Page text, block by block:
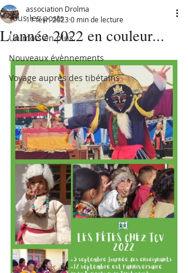
Tous les posts
Un mots en plus...
Nouveaux évènnements
Voyage auprès des tibétains
L'année 2022 en couleur...
association Drolma
11 févr. 20230 min de lecture